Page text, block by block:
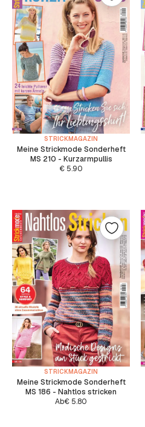
STRICKMAGAZIN
Meine Strickmode Sonderheft
MS 210 - Kurzarmpullis
€ 5.90
STRICKMAGAZIN
Meine Strickmode Sonderheft
MS 186 - Nahtlos stricken
Ab€ 5.80